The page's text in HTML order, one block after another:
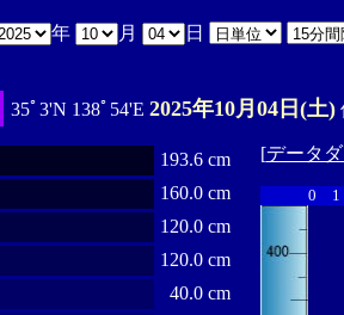
年 月 日
35ﾟ3'N 138ﾟ54'E 2025年10月04日(土)
193.6 cm
160.0 cm
120.0 cm
120.0 cm
40.0 cm
[データ
0 1